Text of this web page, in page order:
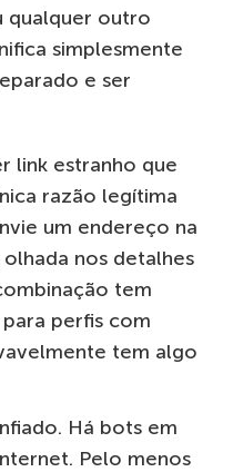
qualquer outro
simplesmente
e ser
link estranho que
razão legítima
um endereço na
nos detalhes
tem
perfis com
tem algo
Há bots em
Pelo menos